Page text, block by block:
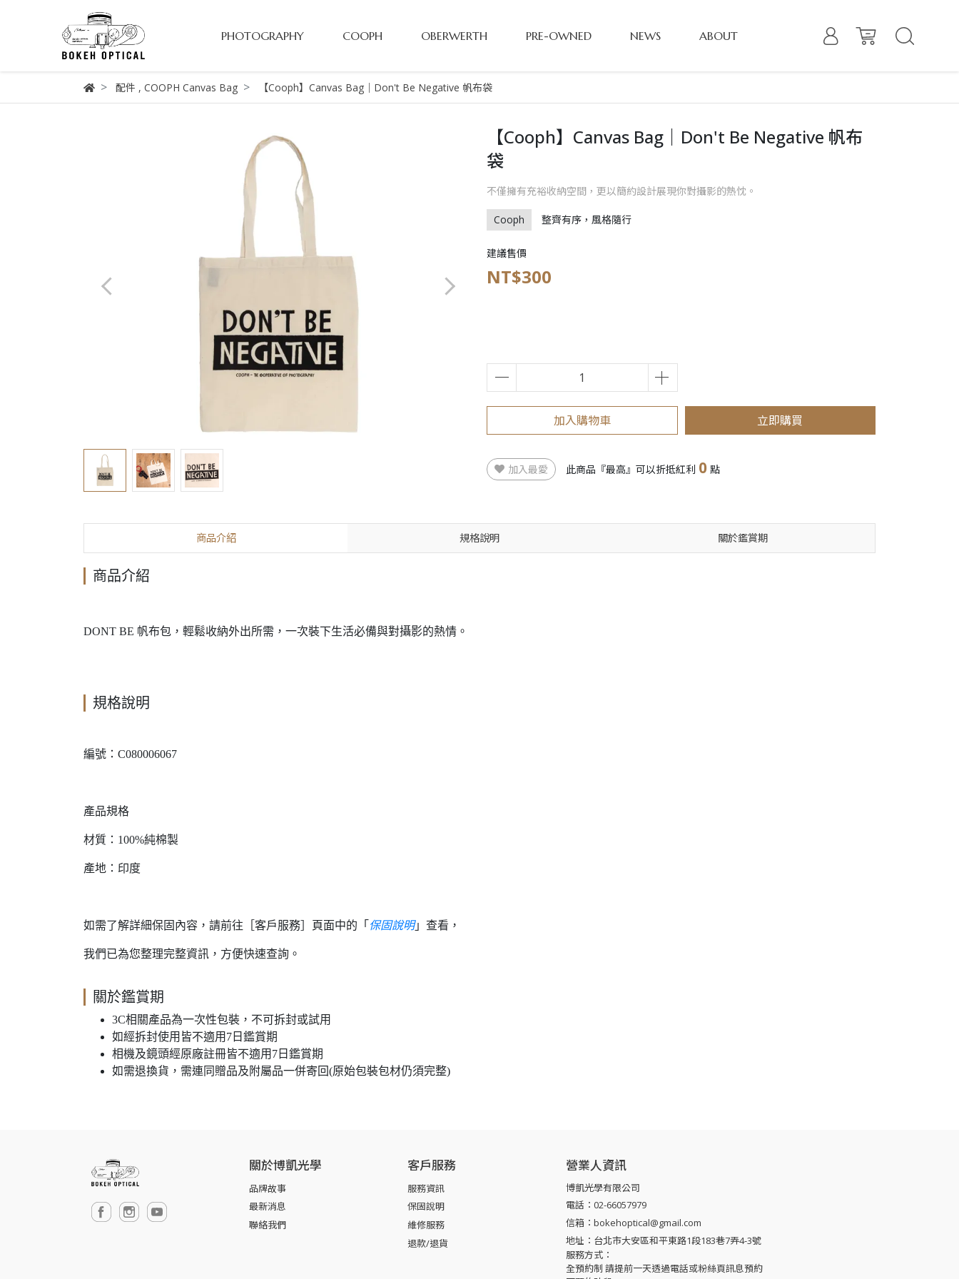
PHOTOGRAPHY COOPH OBERWERTH PRE-OWNED NEWS ABOUT
配件 , COOPH Canvas Bag 【Cooph】Canvas Bag｜Don't Be Negative 帆布袋
【Cooph】Canvas Bag｜Don't Be Negative 帆布
袋
不僅擁有充裕收納空間，更以簡約設計展現你對攝影的熱忱。
Cooph 整齊有序，風格隨行
建議售價
NT$300
加入購物車 立即購買
加入最愛 此商品『最高』可以折抵紅利 0 點
商品介紹 規格說明 關於鑑賞期
商品介紹
DONT BE 帆布包，輕鬆收納外出所需，一次裝下生活必備與對攝影的熱情。
規格說明
編號：C080006067
產品規格
材質：100%純棉製
產地：印度
如需了解詳細保固內容，請前往［客戶服務］頁面中的「 保固說明」查看，
我們已為您整理完整資訊，方便快速查詢。
關於鑑賞期
3C相關產品為一次性包裝，不可拆封或試用
如經拆封使用皆不適用7日鑑賞期
相機及鏡頭經原廠註冊皆不適用7日鑑賞期
如需退換貨，需連同贈品及附屬品一併寄回(原始包裝包材仍須完整)
關於博凱光學
品牌故事
最新消息
聯絡我們
客戶服務
服務資訊
保固說明
維修服務
退款/退貨
營業人資訊
博凱光學有限公司
電話：02-66057979
信箱：bokehoptical@gmail.com
地址：台北市大安區和平東路1段183巷7弄4-3號
服務方式：
全預約制 請提前一天透過電話或粉絲頁訊息預約